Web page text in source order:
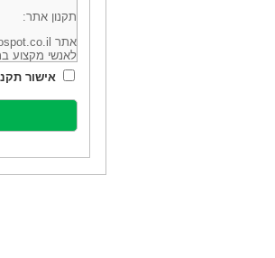
תקנון אתר:
לאנשי מקצוע
סביבה (להלן:
מיקוד 6113102 ובדוא"ל: office@infospot.co.il (להלן: "האתר").
האתר אינו
מוכר את
אלקטרונית של
ביצוע העסקה
אישור